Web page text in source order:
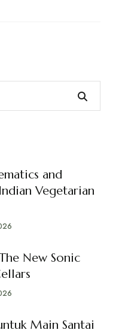
and
Vegetarian
New Sonic
Main Santai